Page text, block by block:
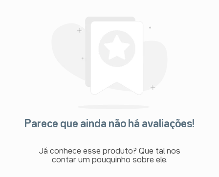
Parece que ainda não há avaliações!
Já conhece esse produto? Que tal nos
contar um pouquinho sobre ele.